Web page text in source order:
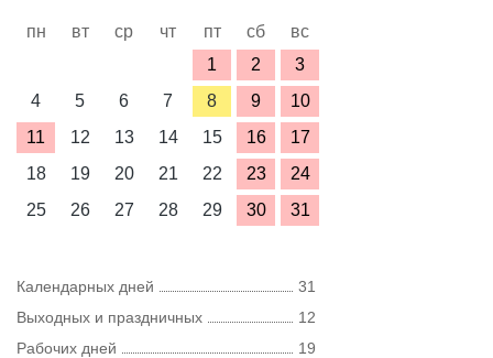
пн вт ср чт пт сб
вс
1
2
3
4
5 6 7 8 9
10
11
12 13 14 15 16
17
18
19 20 21 22 23
24
25
26 27 28 29 30 31
Календарных дней
31
Выходных и праздничных
12
Рабочих дней
19